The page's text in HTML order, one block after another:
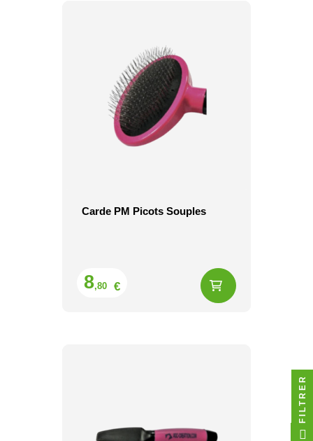
Carde PM Picots Souples
8,80 €
FILTRER